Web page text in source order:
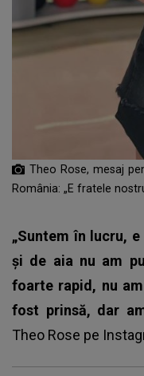
Theo Rose, mesaj
România: „E fratele
„Suntem în lucru,
și de aia nu am
foarte rapid, nu
fost prinsă, dar
Theo Rose pe